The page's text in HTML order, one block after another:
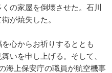
の家屋を倒壊させた。石川
が焼失した。
心からお祈りするととも
いを申し上げる。そして、
海上保安庁の職員が航空機事